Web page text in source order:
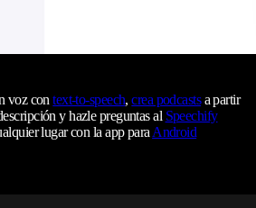
voz context-to-speech,crea podcastsa partir
y hazle preguntas al Speechify
lugar con la app paraAndroid